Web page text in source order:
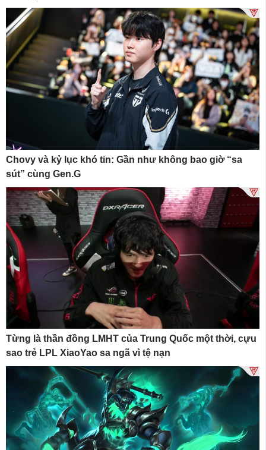
Chovy và kỷ lục khó tin: Gần như không bao giờ “sa
sút” cùng Gen.G
Từng là thần đồng LMHT của Trung Quốc một thời, cựu
sao trẻ LPL XiaoYao sa ngã vì tệ nạn